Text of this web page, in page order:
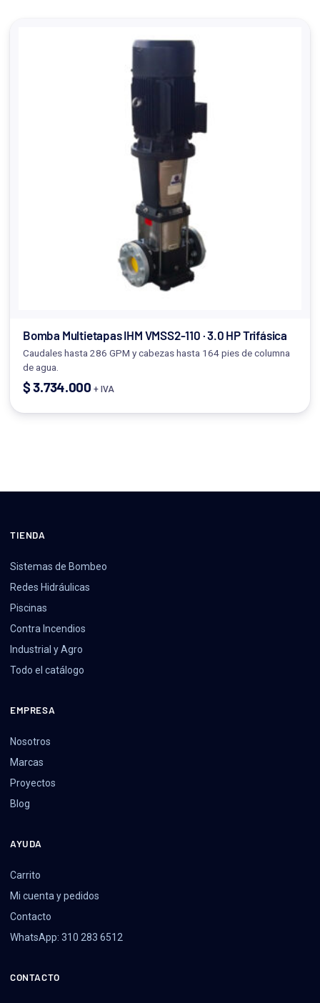
Bomba Multietapas IHM VMSS2-110 · 3.0 HP Trifásica
Caudales hasta 286 GPM y cabezas hasta 164 pies de columna
de agua.
$3.734.000 + IVA
TIENDA
Sistemas de Bombeo
Redes Hidráulicas
Piscinas
Contra Incendios
Industrial y Agro
Todo el catálogo
EMPRESA
Nosotros
Marcas
Proyectos
Blog
AYUDA
Carrito
Mi cuenta y pedidos
Contacto
WhatsApp: 310 283 6512
CONTACTO